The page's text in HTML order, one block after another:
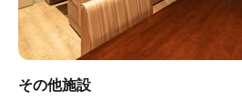
その他施設